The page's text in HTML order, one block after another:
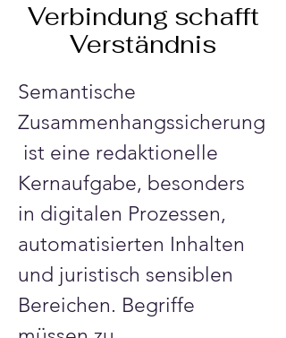
Verbindung schafft
Verständnis
Semantische
Zusammenhangssicherung
ist eine redaktionelle
Kernaufgabe, besonders
in digitalen Prozessen,
automatisierten Inhalten
und juristisch sensiblen
Bereichen. Begriffe